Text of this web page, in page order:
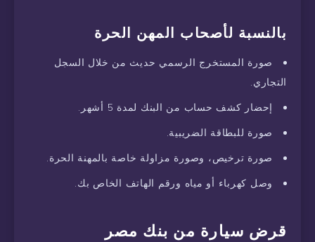
بالنسبة لأصحاب المهن الحرة
صورة المستخرج الرسمي حديث من خلال السجل
التجاري.
إحضار كشف حساب من البنك لمدة 5 أشهر.
صورة للبطاقة الضريبية.
صورة ترخيص، وصورة مزاولة خاصة بالمهنة الحرة.
وصل كهرباء أو مياه ورقم الهاتف الخاص بك.
قرض سيارة من بنك مصر